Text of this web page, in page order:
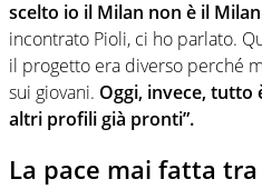
scelto io il Milan non è il
incontrato Pioli, ci ho parlato.
il progetto era diverso perché
sui giovani. Oggi, invece, tutto
altri profili già pronti”.
La pace mai fatta